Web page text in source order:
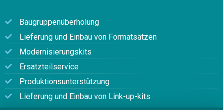
Baugruppenüberholung
Lieferung und Einbau von Formatsätzen
Modernisierungskits
Ersatzteilservice
Produktionsunterstützung
Lieferung und Einbau von Link-up-kits